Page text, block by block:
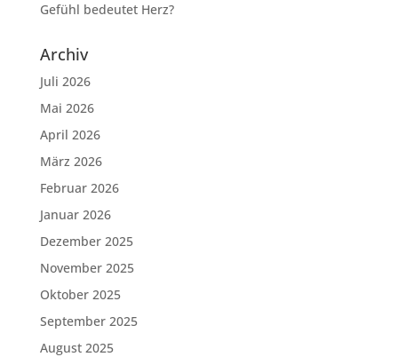
Gefühl bedeutet Herz?
Archiv
Juli 2026
Mai 2026
April 2026
März 2026
Februar 2026
Januar 2026
Dezember 2025
November 2025
Oktober 2025
September 2025
August 2025